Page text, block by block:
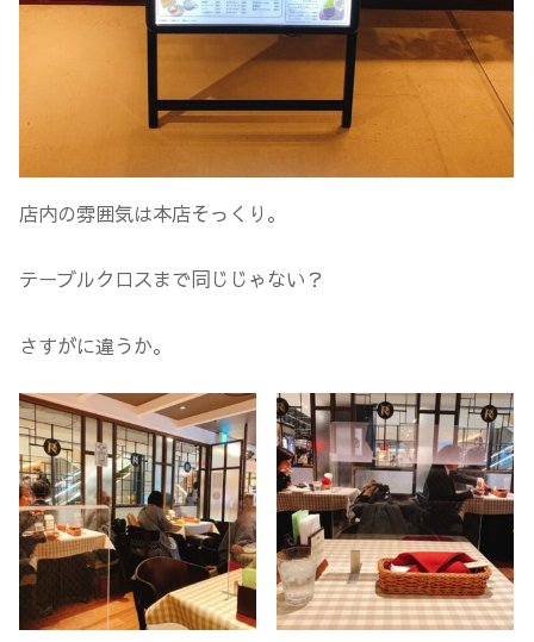
店内の雰囲気は本店そっくり。
テーブルクロスまで同じじゃない？
さすがに違うか。